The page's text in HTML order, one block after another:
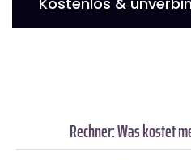
Rechner: Was kostet